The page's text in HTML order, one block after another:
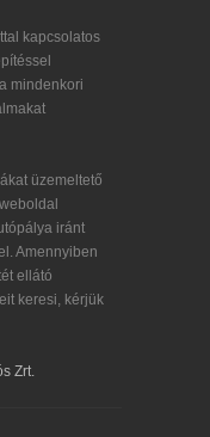
kapcsolatos
mindenkori
üzemeltető
iránt
Amennyiben
ellátó
keresi, kérjük
Zrt.